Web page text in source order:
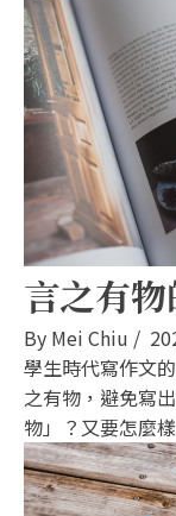
言之有
By Mei Chiu /
學生時代寫作文
之有物，避免寫
物」？又要怎麼